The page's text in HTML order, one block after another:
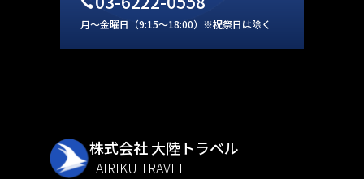
月～金曜日（9:15～18:00）※祝祭日は除く
株式会社 大陸トラベル
TAIRIKU TRAVEL